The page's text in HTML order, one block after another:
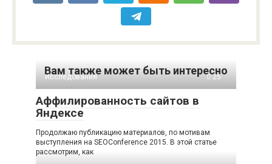
Вам также может быть интересно
Исследования 25
Аффилированность сайтов в
Яндексе
Продолжаю публикацию материалов, по мотивам
выступления на SEOConference 2015. В этой статье
рассмотрим, как